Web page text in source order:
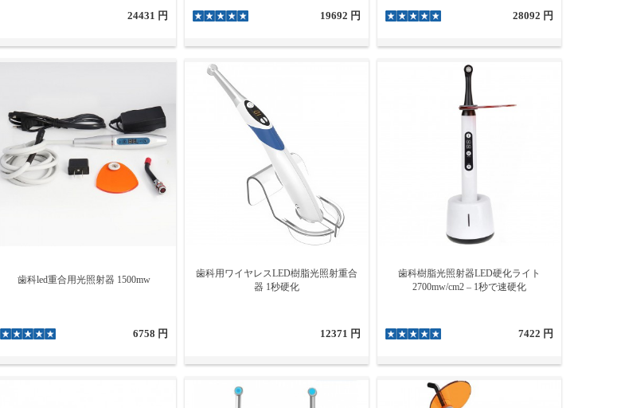
24431 円 19692 円 28092 円
歯科led重合用光照射器 1500mw
6758 円
歯科用ワイヤレスLED樹脂光照射重合
器 1秒硬化
12371 円
歯科樹脂光照射器LED硬化ライト
2700mw/cm2 – 1秒で速硬化
7422 円